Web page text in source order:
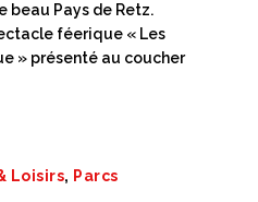
beau Pays de Retz.
féerique « Les
» présenté au coucher
Loisirs, Parcs